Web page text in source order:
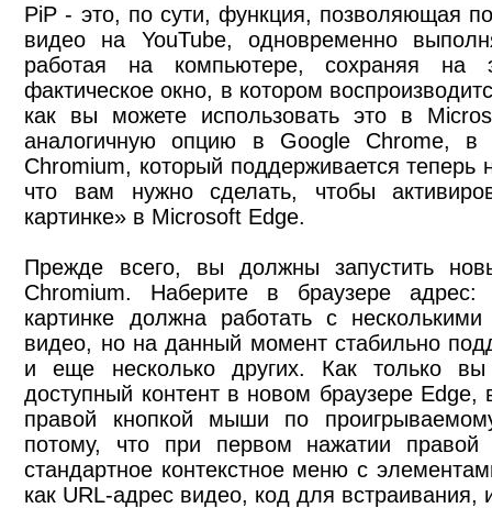
PiP - это, по сути, функция, позволяющая
видео на YouTube, одновременно
работая на компьютере, сохраняя
фактическое окно, в котором
как вы можете использовать это в
аналогичную опцию в Google Chrome, в
Chromium, который поддерживается теперь
что вам нужно сделать, чтобы
картинке» в Microsoft Edge.
Прежде всего, вы должны запустить
Chromium. Наберите в браузере
картинке должна работать с
видео, но на данный момент стабильно
и еще несколько других. Как только вы
доступный контент в новом браузере
правой кнопкой мыши по
потому, что при первом нажатии правой
стандартное контекстное меню с
как URL-адрес видео, код для встраивания,